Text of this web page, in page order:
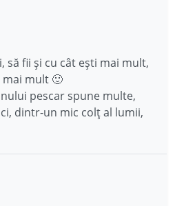
să fii și cu cât ești mai mult,
mai mult 🙂
pescar spune multe,
dintr-un mic colț al lumii,